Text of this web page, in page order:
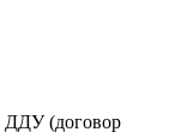
ДДУ (договор